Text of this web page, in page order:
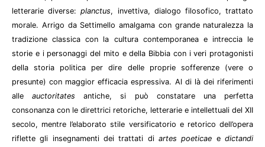
letterarie diverse:planctus, invettiva, dialogo filosofico, trattato
morale. Arrigo da Settimello amalgama con grande naturalezza la
tradizione classica con la cultura contemporanea e intreccia le
storie e i personaggi del mito e della Bibbia con i veri protagonisti
della storia politica per dire delle proprie sofferenze (vere o
presunte) con maggior efficacia espressiva. Al di là dei riferimenti
alleauctoritates antiche, si può constatare una perfetta
consonanza con le direttrici retoriche, letterarie e intellettuali del XII
secolo, mentre l’elaborato stile versificatorio e retorico dell’opera
riflette gli insegnamenti dei trattati di artes poeticae edictandi